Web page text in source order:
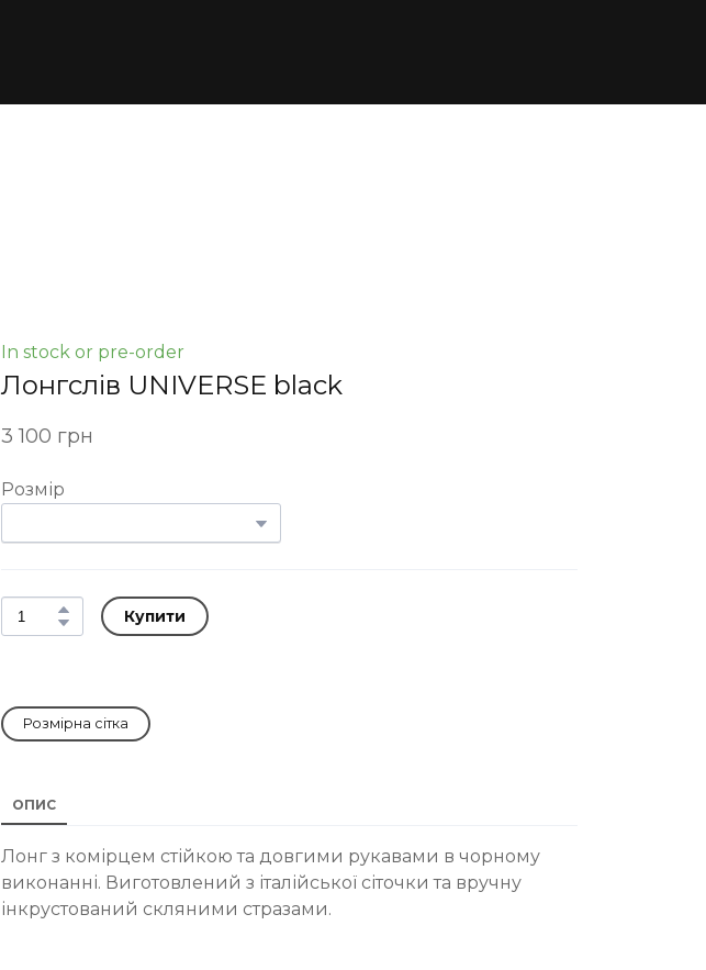
In stock or pre-order
Лонгслів UNIVERSE black
3 100 грн
Розмір
Купити
Розмірна сітка
ОПИС
Лонг з комірцем стійкою та довгими рукавами в чорному
виконанні. Виготовлений з італійської сіточки та вручну
інкрустований скляними стразами.